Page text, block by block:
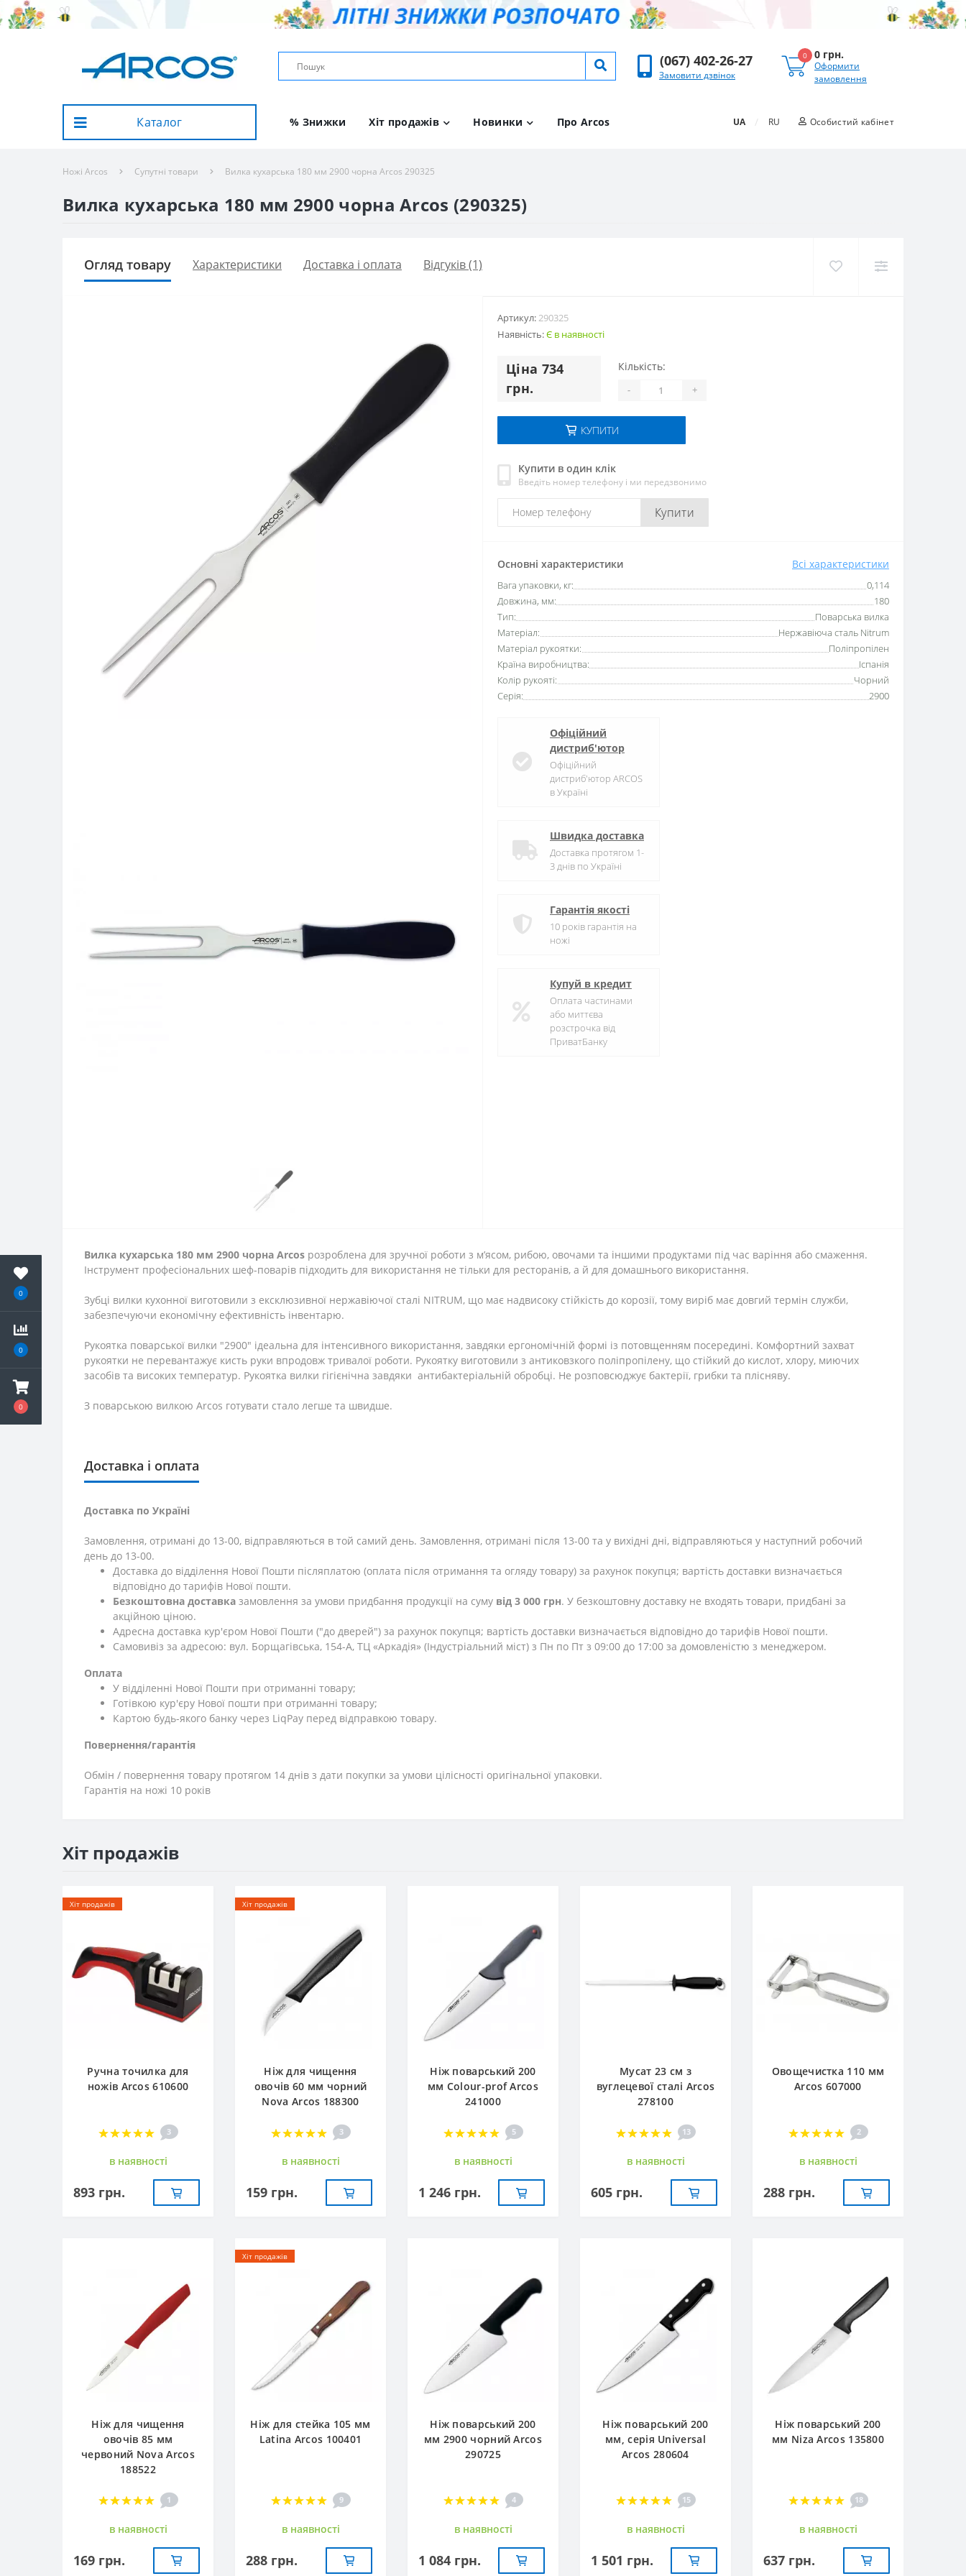
0
0
0
(067) 402-26-27
Замовити дзвінок
0 0 грн.
Оформити
замовлення
Каталог % Знижки Хіт продажів Новинки Про Arcos UA / RU Особистий кабінет
Ножі Arcos Супутні товари Вилка кухарська 180 мм 2900 чорна Arcos 290325
Вилка кухарська 180 мм 2900 чорна Arcos (290325)
Огляд товару Характеристики Доставка і оплата Відгуків (1)
Артикул:290325
Наявність:Є в наявності
Цiна 734
грн.
Кількість:
- +
КУПИТИ
Купити в один клік
Введіть номер телефону і ми передзвонимо
Купити
Основні характеристики Всі характеристики
Вага упаковки, кг:
0,114
Довжина, мм:
180
Тип:
Поварська вилка
Матеріал:
Нержавіюча сталь Nitrum
Матеріал рукоятки:
Поліпропілен
Країна виробництва:
Іспанія
Колір рукояті:
Чорний
Серія:
2900
Офіційний
дистриб'ютор
Офіційний
дистриб'ютор ARCOS
в Україні
Швидка доставка
Доставка протягом 1-
3 днів по Україні
Гарантія якості
10 років гарантія на
ножі
Купуй в кредит
Оплата частинами
або миттєва
розстрочка від
ПриватБанку
Вилка кухарська 180 мм 2900 чорна Arcos розроблена для зручної роботи з м’ясом, рибою, овочами та іншими продуктами під час варіння або смаження.
Інструмент професіональних шеф-поварів підходить для використання не тільки для ресторанів, а й для домашнього використання.
Зубці вилки кухонної виготовили з ексклюзивної нержавіючої сталі NITRUM, що має надвисоку стійкість до корозії, тому виріб має довгий термін служби,
забезпечуючи економічну ефективність інвентарю.
Рукоятка поварської вилки "2900" ідеальна для інтенсивного використання, завдяки ергономічній формі із потовщенням посередині. Комфортний захват
рукоятки не перевантажує кисть руки впродовж тривалої роботи. Рукоятку виготовили з антиковзкого поліпропілену, що стійкий до кислот, хлору, миючих
засобів та високих температур. Рукоятка вилки гігієнічна завдяки антибактеріальній обробці. Не розповсюджує бактерії, грибки та плісняву.
З поварською вилкою Arcos готувати стало легше та швидше.
Доставка і оплата
Доставка по Україні
Замовлення, отримані до 13-00, відправляються в той самий день. Замовлення, отримані після 13-00 та у вихідні дні, відправляються у наступний робочий
день до 13-00.
Доставка до відділення Нової Пошти післяплатою (оплата після отримання та огляду товару) за рахунок покупця; вартість доставки визначається
відповідно до тарифів Нової пошти.
Безкоштовна доставка замовлення за умови придбання продукції на суму від 3 000 грн. У безкоштовну доставку не входять товари, придбані за
акційною ціною.
Адресна доставка кур'єром Нової Пошти ("до дверей") за рахунок покупця; вартість доставки визначається відповідно до тарифів Нової пошти.
Самовивіз за адресою: вул. Борщагівська, 154-А, ТЦ «Аркадія» (Індустріальний міст) з Пн по Пт з 09:00 до 17:00 за домовленістю з менеджером.
Оплата
У відділенні Нової Пошти при отриманні товару;
Готівкою кур'єру Нової пошти при отриманні товару;
Картою будь-якого банку через LiqPay перед відправкою товару.
Повернення/гарантія
Обмін / повернення товару протягом 14 днів з дати покупки за умови цілісності оригінальної упаковки.
Гарантія на ножі 10 років
Хіт продажів
Хіт продажів
Ручна точилка для
ножів Arcos 610600
3
в наявностi
893 грн.
Хіт продажів
Ніж для чищення
овочів 60 мм чорний
Nova Arcos 188300
3
в наявностi
159 грн.
Ніж поварський 200
мм Сolour-prof Arcos
241000
5
в наявностi
1 246 грн.
Мусат 23 см з
вуглецевої сталі Arcos
278100
13
в наявностi
605 грн.
Овощечистка 110 мм
Arcos 607000
2
в наявностi
288 грн.
Ніж для чищення
овочів 85 мм
червоний Nova Arcos
188522
1
в наявностi
169 грн.
Хіт продажів
Ніж для стейка 105 мм
Latina Arcos 100401
9
в наявностi
288 грн.
Ніж поварський 200
мм 2900 чорний Arcos
290725
4
в наявностi
1 084 грн.
Ніж поварський 200
мм, серія Universal
Arcos 280604
15
в наявностi
1 501 грн.
Ніж поварський 200
мм Niza Arcos 135800
18
в наявностi
637 грн.